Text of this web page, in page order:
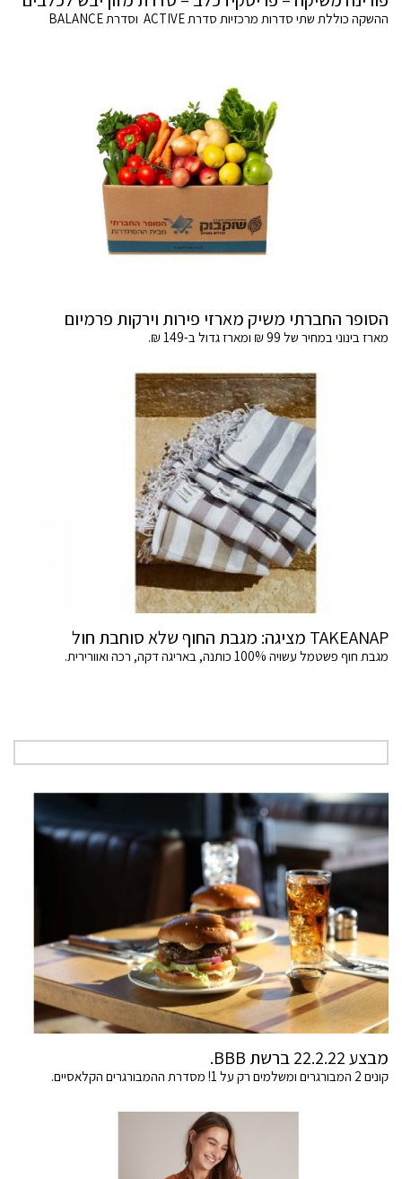
ההשקה כוללת שתי סדרות מרכזיות סדרת ACTIVE וסדרת BALANCE
הסופר החברתי משיק מארזי פירות וירקות פרמיום
מארז בינוני במחיר של 99 ₪ ומארז גדול ב-149 ₪.
TAKEANAP מציגה: מגבת החוף שלא סוחבת חול
מגבת חוף פשטמל עשויה 100% כותנה, באריגה דקה, רכה ואוורירית.
מבצע 22.2.22 ברשת BBB.
קונים 2 המבורגרים ומשלמים רק על 1! מסדרת ההמבורגרים הקלאסיים.